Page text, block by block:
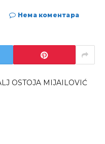
Нема коментара